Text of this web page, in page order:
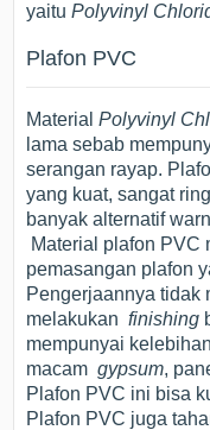
yaituPolyvinyl
Plafon PVC
MaterialPolyvinyl
lama sebab
serangan rayap.
yang kuat, sangat
banyak alternatif
Material plafon PVC
pemasangan plafon
Pengerjaannya tidak
melakukanfinishing
mempunyai
macamgypsum,
Plafon PVC ini bisa
Plafon PVC juga